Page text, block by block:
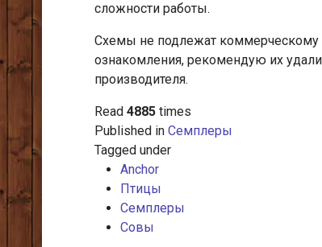
сложности работы.
Схемы не подлежат коммерческому
ознакомления, рекомендую их
производителя.
Read 4885 times
Published in Семплеры
Tagged under
Anchor
Птицы
Семплеры
Совы